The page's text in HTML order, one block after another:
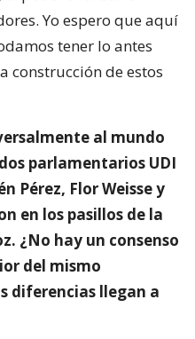
Yo espero que aquí
tener lo antes
construcción de estos
al mundo
parlamentarios UDI
Pérez, Flor Weisse y
en los pasillos de la
¿No hay un consenso
del mismo
diferencias llegan a